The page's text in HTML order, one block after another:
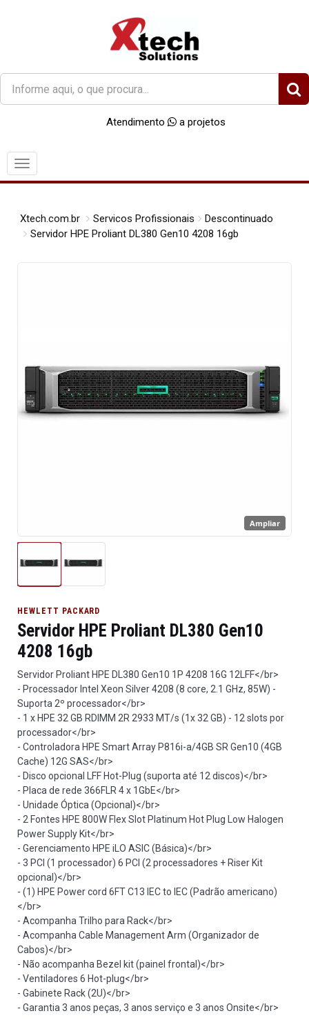
O
que
você
Atendimento a projetos
Menu
Xtech.com.br Servicos Profissionais
Descontinuado
Servidor HPE Proliant DL380 Gen10 4208 16gb
Ampliar
HEWLETT PACKARD
Servidor HPE Proliant DL380 Gen10
4208 16gb
Servidor Proliant HPE DL380 Gen10 1P 4208 16G 12LFF</br>
- Processador Intel Xeon Silver 4208 (8 core, 2.1 GHz, 85W) -
Suporta 2º processador</br>
- 1 x HPE 32 GB RDIMM 2R 2933 MT/s (1x 32 GB) - 12 slots por
processador</br>
- Controladora HPE Smart Array P816i-a/4GB SR Gen10 (4GB
Cache) 12G SAS</br>
- Disco opcional LFF Hot-Plug (suporta até 12 discos)</br>
- Placa de rede 366FLR 4 x 1GbE</br>
- Unidade Óptica (Opcional)</br>
- 2 Fontes HPE 800W Flex Slot Platinum Hot Plug Low Halogen
Power Supply Kit</br>
- Gerenciamento HPE iLO ASIC (Básica)</br>
- 3 PCI (1 processador) 6 PCI (2 processadores + Riser Kit
opcional)</br>
- (1) HPE Power cord 6FT C13 IEC to IEC (Padrão americano)
</br>
- Acompanha Trilho para Rack</br>
- Acompanha Cable Management Arm (Organizador de
Cabos)</br>
- Não acompanha Bezel kit (painel frontal)</br>
- Ventiladores 6 Hot-plug</br>
- Gabinete Rack (2U)</br>
- Garantia 3 anos peças, 3 anos serviço e 3 anos Onsite</br>